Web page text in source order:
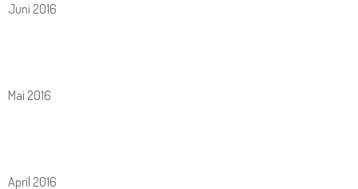
Juni 2016
Mai 2016
April 2016